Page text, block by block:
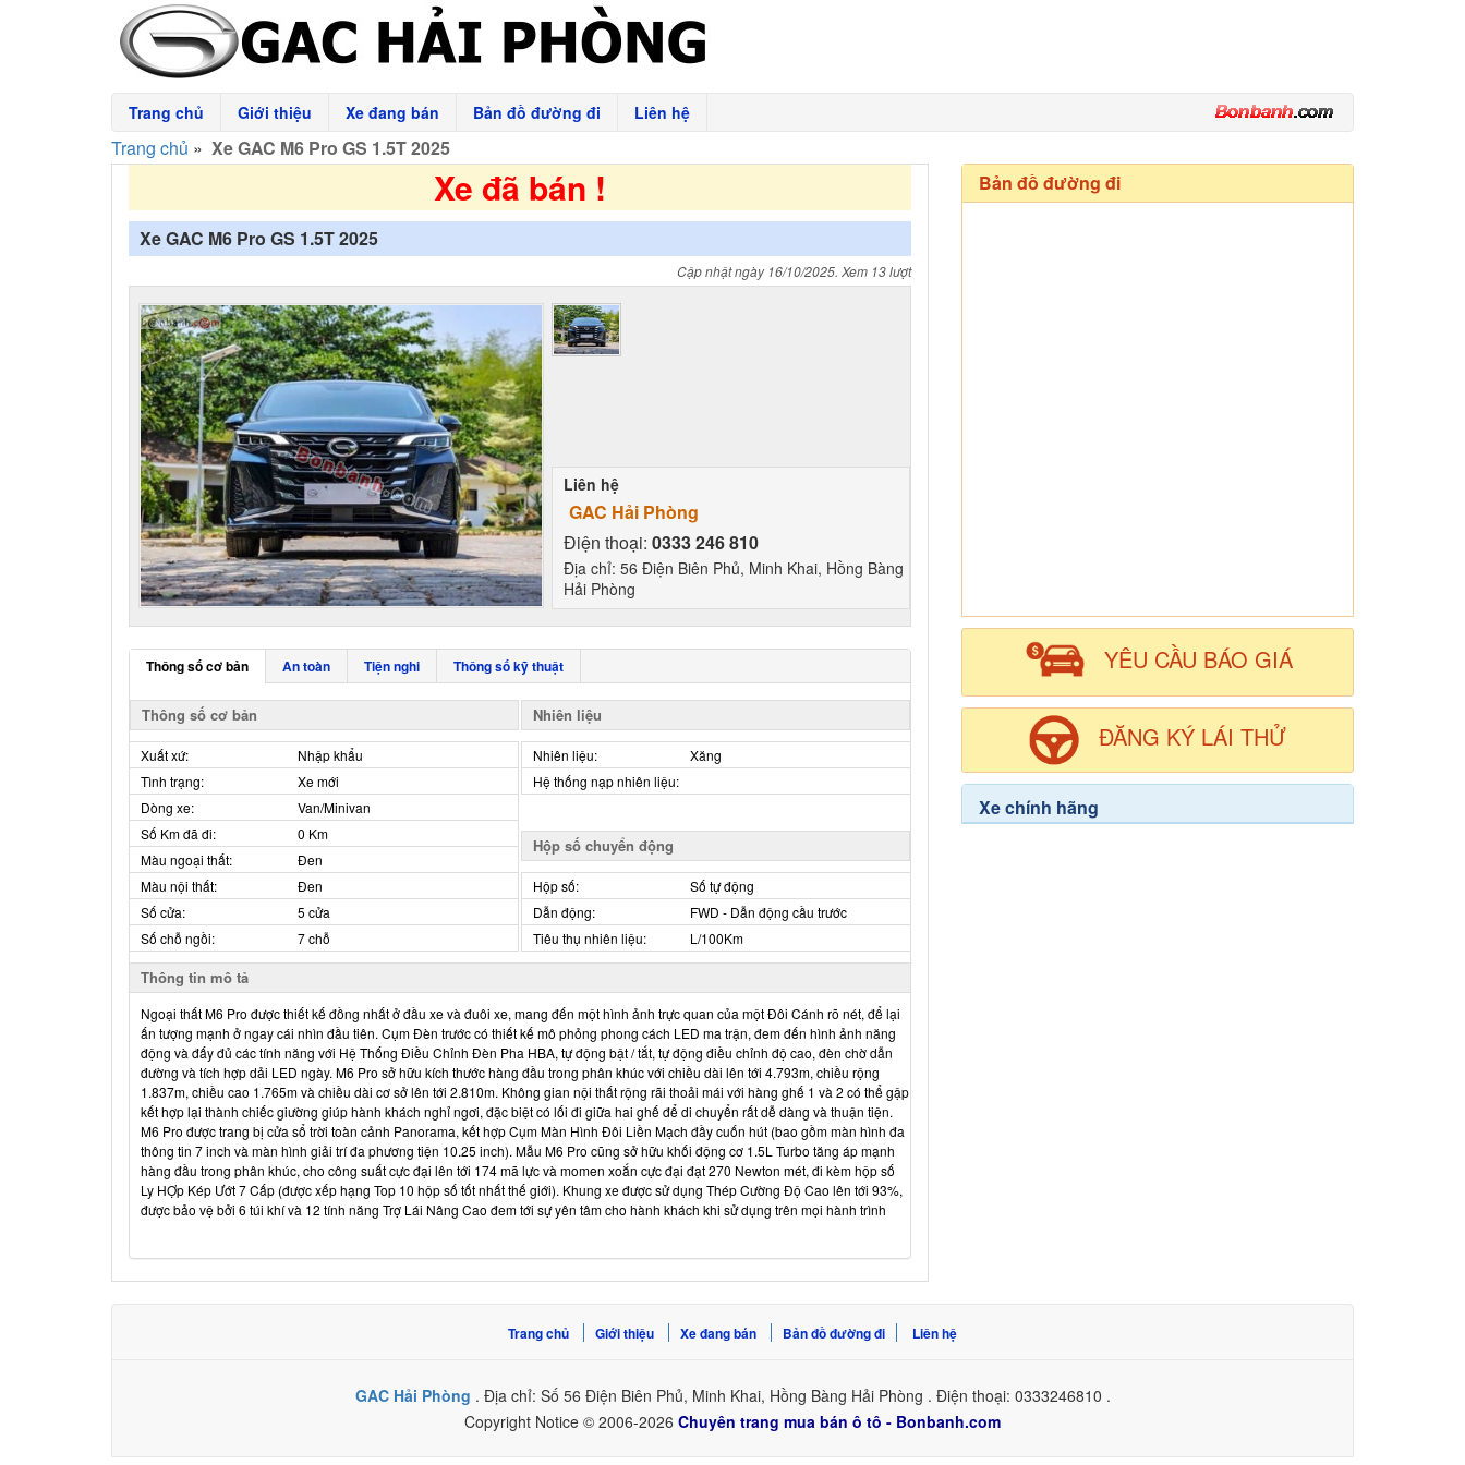
Trang chủ Giới thiệu Xe đang bán Bản đồ đường đi Liên hệ
Trang chủ » Xe GAC M6 Pro GS 1.5T 2025
Xe đã bán !
Xe GAC M6 Pro GS 1.5T 2025
Cập nhật ngày 16/10/2025. Xem 13 lượt
Liên hệ
GAC Hải Phòng
Điện thoại: 0333 246 810
Địa chỉ: 56 Điện Biên Phủ, Minh Khai, Hồng Bàng
Hải Phòng
Thông số cơ bản An toàn Tiện nghi Thông số kỹ thuật
Thông số cơ bản
Xuất xứ:
Nhập khẩu
Tình trạng:
Xe mới
Dòng xe:
Van/Minivan
Số Km đã đi:
0 Km
Màu ngoại thất:
Đen
Màu nội thất:
Đen
Số cửa:
5 cửa
Số chỗ ngồi:
7 chỗ
Nhiên liệu
Nhiên liệu:
Xăng
Hệ thống nạp nhiên liệu:
Hộp số chuyển động
Hộp số:
Số tự động
Dẫn động:
FWD - Dẫn động cầu trước
Tiêu thụ nhiên liệu:
L/100Km
Thông tin mô tả
Ngoại thất M6 Pro được thiết kế đồng nhất ở đầu xe và đuôi xe, mang đến một hình ảnh trực quan của một Đôi Cánh rõ nét, để lại
ấn tượng mạnh ở ngay cái nhìn đầu tiên. Cụm Đèn trước có thiết kế mô phỏng phong cách LED ma trận, đem đến hình ảnh năng
động và đấy đủ các tính năng với Hệ Thống Điều Chỉnh Đèn Pha HBA, tự động bật / tắt, tự động điều chỉnh độ cao, đèn chờ dẫn
đường và tích hợp dải LED ngày. M6 Pro sở hữu kích thước hàng đầu trong phân khúc với chiều dài lên tới 4.793m, chiều rộng
1.837m, chiều cao 1.765m và chiều dài cơ sở lên tới 2.810m. Không gian nội thất rộng rãi thoải mái với hàng ghế 1 và 2 có thể gập
kết hợp lại thành chiếc giường giúp hành khách nghỉ ngơi, đặc biệt có lối đi giữa hai ghế để di chuyển rất dễ dàng và thuận tiện.
M6 Pro được trang bị cửa sổ trời toàn cảnh Panorama, kết hợp Cụm Màn Hình Đôi Liền Mạch đầy cuốn hút (bao gồm màn hình đa
thông tin 7 inch và màn hình giải trí đa phương tiện 10.25 inch). Mẫu M6 Pro cũng sở hữu khối động cơ 1.5L Turbo tăng áp mạnh
hàng đầu trong phân khúc, cho công suất cực đại lên tới 174 mã lực và momen xoắn cực đại đạt 270 Newton mét, đi kèm hộp số
Ly HỢp Kép Ướt 7 Cấp (được xếp hạng Top 10 hộp số tốt nhất thế giới). Khung xe được sử dụng Thép Cường Độ Cao lên tới 93%,
được bảo vệ bởi 6 túi khí và 12 tính năng Trợ Lái Nâng Cao đem tới sự yên tâm cho hành khách khi sử dụng trên mọi hành trình
Bản đồ đường đi
YÊU CẦU BÁO GIÁ
ĐĂNG KÝ LÁI THỬ
Xe chính hãng
Trang chủ Giới thiệu Xe đang bán Bản đồ đường đi Liên hệ
GAC Hải Phòng . Địa chỉ: Số 56 Điện Biên Phủ, Minh Khai, Hồng Bàng Hải Phòng . Điện thoại: 0333246810 .
Copyright Notice © 2006-2026 Chuyên trang mua bán ô tô - Bonbanh.com